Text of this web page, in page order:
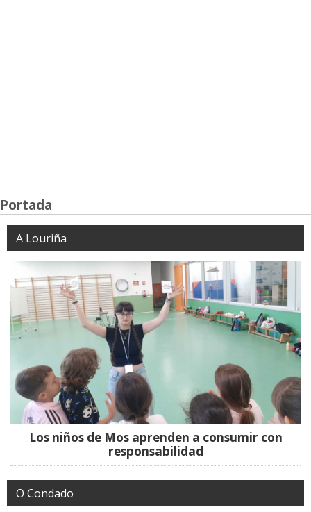
Portada
A Louriña
Los niños de Mos aprenden a consumir con
responsabilidad
O Condado